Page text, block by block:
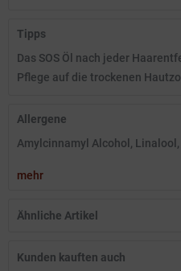
Tipps
Das SOS Öl nach jeder
Pflege auf die trockenen
Allergene
Amylcinnamyl Alcohol, Linalool,
mehr
Ähnliche Artikel
Kunden kauften auch